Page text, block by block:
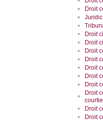
•
Droit
•
•
•
Droit
•
Droit
•
Droit
•
Droit
•
Droit
•
Droit
•
Droit
•
Droit
• Droit
•
Droit